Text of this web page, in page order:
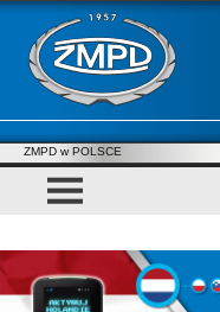
ZMPD w POLSCE